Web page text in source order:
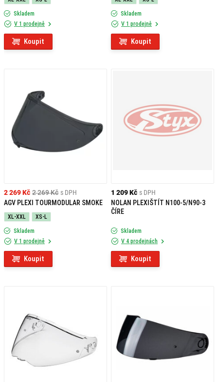
Skladem
V 1 prodejně
Koupit
Skladem
V 1 prodejně
Koupit
2 269 Kč
2 269 Kč
s DPH
AGV PLEXI TOURMODULAR SMOKE
XL-XXL XS-L
Skladem
V 1 prodejně
Koupit
1 209 Kč s DPH
NOLAN PLEXIŠTÍT N100-5/N90-3
ČÍRE
Skladem
V 4 prodejnách
Koupit